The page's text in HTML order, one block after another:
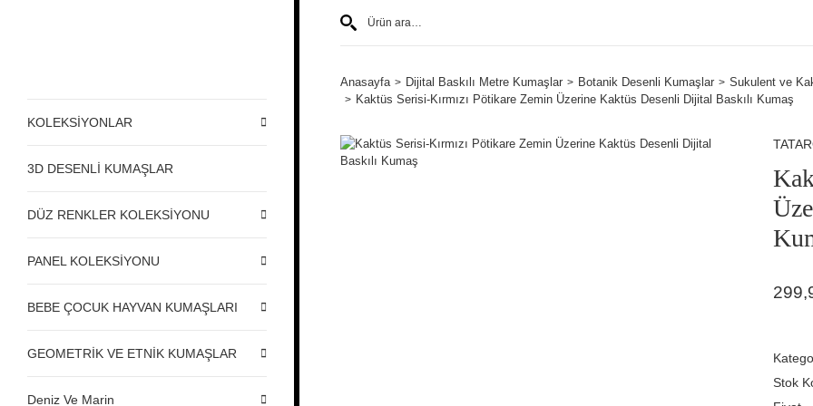
KOLEKSİYONLAR
3D DESENLİ KUMAŞLAR
DÜZ RENKLER KOLEKSİYONU
PANEL KOLEKSİYONU
BEBE ÇOCUK HAYVAN KUMAŞLARI
GEOMETRİK VE ETNİK KUMAŞLAR
Deniz Ve Marin
Anasayfa Dijital Baskılı Metre Kumaşlar Botanik Desenli Kumaşlar
Sukulent ve
Kaktüs Serisi-Kırmızı Pötikare Zemin Üzerine Kaktüs Desenli Dijital Baskılı Kumaş
Stok